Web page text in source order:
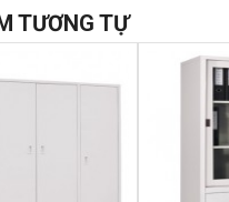
TƯƠNG TỰ